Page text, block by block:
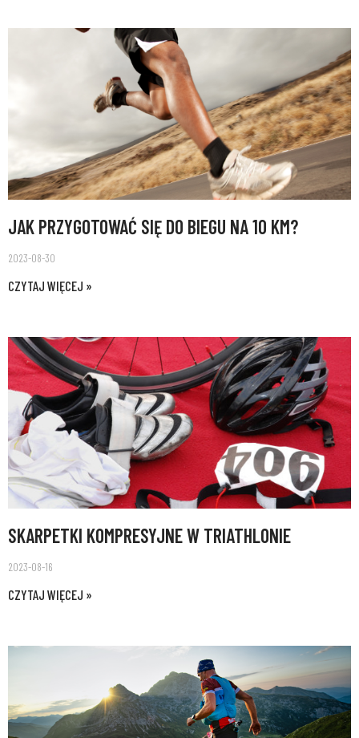
JAK PRZYGOTOWAĆ SIĘ DO BIEGU NA 10 KM?
2023-08-30
CZYTAJ WIĘCEJ »
SKARPETKI KOMPRESYJNE W TRIATHLONIE
2023-08-16
CZYTAJ WIĘCEJ »